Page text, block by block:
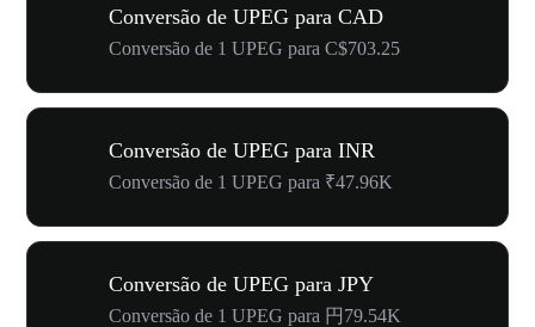
Conversão de UPEG para CAD
Conversão de 1 UPEG para C$703.25
Conversão de UPEG para INR
Conversão de 1 UPEG para ₹47.96K
Conversão de UPEG para JPY
Conversão de 1 UPEG para 円79.54K